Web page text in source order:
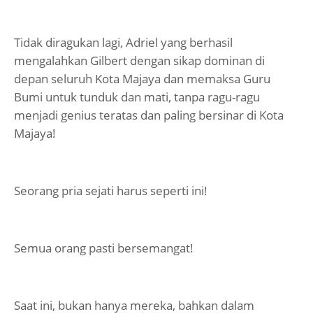
Tidak diragukan lagi, Adriel yang berhasil
mengalahkan Gilbert dengan sikap dominan di
depan seluruh Kota Majaya dan memaksa Guru
Bumi untuk tunduk dan mati, tanpa ragu-ragu
menjadi genius teratas dan paling bersinar di Kota
Majaya!
Seorang pria sejati harus seperti ini!
Semua orang pasti bersemangat!
Saat ini, bukan hanya mereka, bahkan dalam